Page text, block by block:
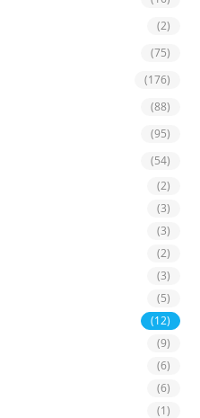
(2)
(75)
(176)
(88)
(95)
(54)
(2)
(3)
(3)
(2)
(3)
(5)
(12)
(9)
(6)
(6)
(1)